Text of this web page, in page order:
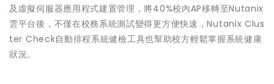
及虛擬伺服器應用程式建置管理，將40%校內AP移轉至Nutanix
雲平台後，不僅在校務系統測試變得更方便快速，Nutanix Clus
ter Check自動排程系統健檢工具也幫助校方輕鬆掌握系統健康
狀況。